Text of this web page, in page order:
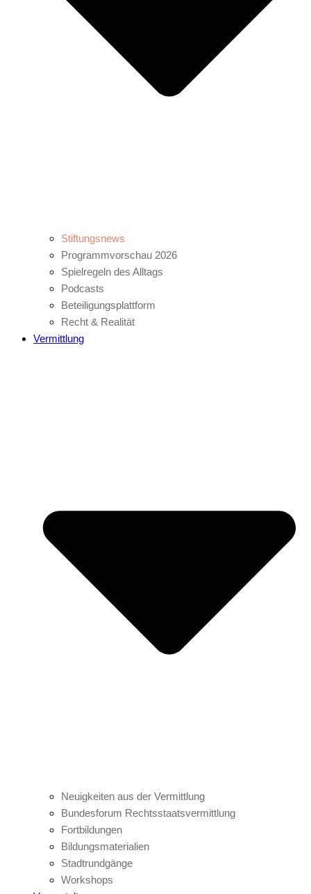
Stiftungsnews
Programmvorschau 2026
Spielregeln des Alltags
Podcasts
Beteiligungsplattform
Recht & Realität
Vermittlung
Neuigkeiten aus der Vermittlung
Bundesforum Rechtsstaatsvermittlung
Fortbildungen
Bildungsmaterialien
Stadtrundgänge
Workshops